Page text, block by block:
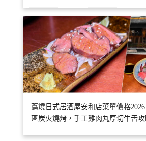
蔦燒日式居酒屋安和店菜單價格
區炭火燒烤，手工雞肉丸厚切牛舌